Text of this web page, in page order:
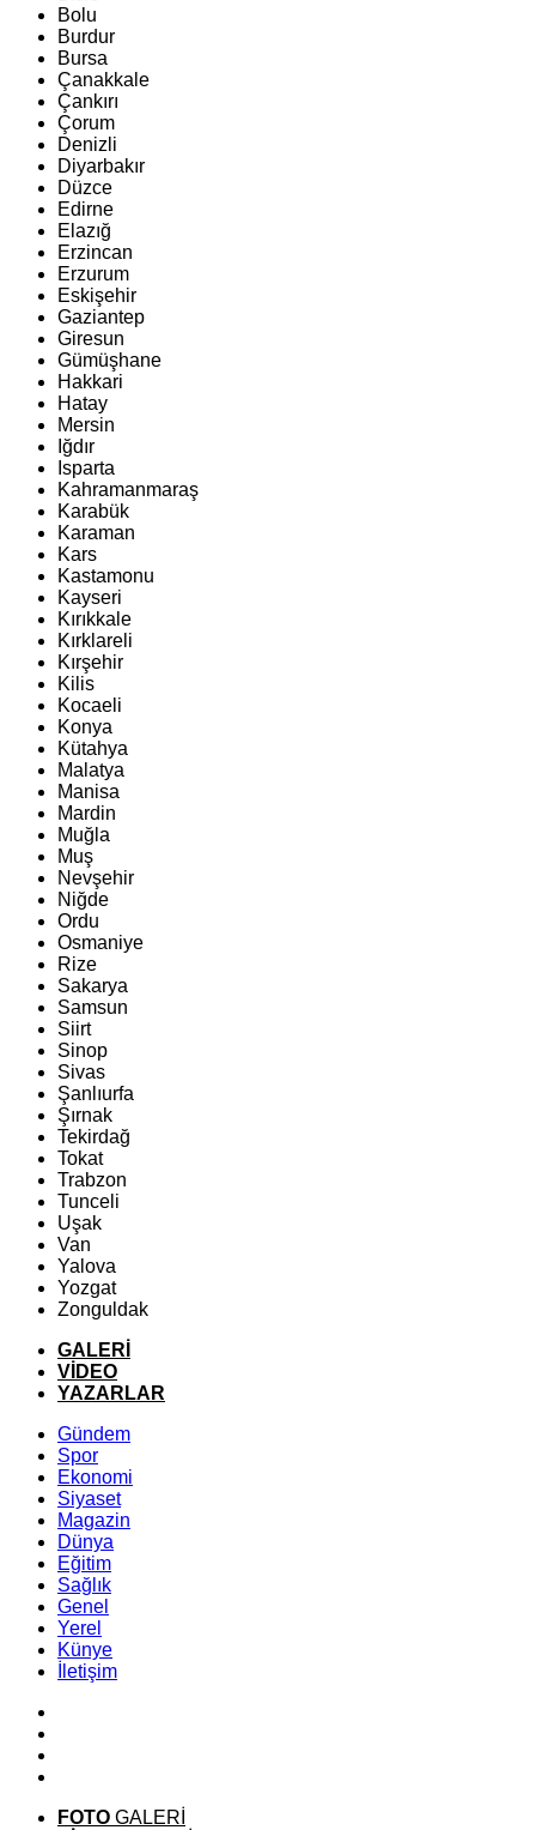
Bolu
Burdur
Bursa
Çanakkale
Çankırı
Çorum
Denizli
Diyarbakır
Düzce
Edirne
Elazığ
Erzincan
Erzurum
Eskişehir
Gaziantep
Giresun
Gümüşhane
Hakkari
Hatay
Mersin
Iğdır
Isparta
Kahramanmaraş
Karabük
Karaman
Kars
Kastamonu
Kayseri
Kırıkkale
Kırklareli
Kırşehir
Kilis
Kocaeli
Konya
Kütahya
Malatya
Manisa
Mardin
Muğla
Muş
Nevşehir
Niğde
Ordu
Osmaniye
Rize
Sakarya
Samsun
Siirt
Sinop
Sivas
Şanlıurfa
Şırnak
Tekirdağ
Tokat
Trabzon
Tunceli
Uşak
Van
Yalova
Yozgat
Zonguldak
GALERİ
VİDEO
YAZARLAR
Gündem
Spor
Ekonomi
Siyaset
Magazin
Dünya
Eğitim
Sağlık
Genel
Yerel
Künye
İletişim
FOTO GALERİ